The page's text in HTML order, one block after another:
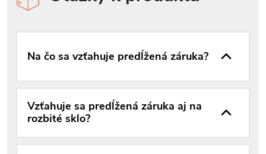
Na čo sa vzťahuje predĺžená záruka?
Vzťahuje sa predĺžená záruka aj na
rozbité sklo?